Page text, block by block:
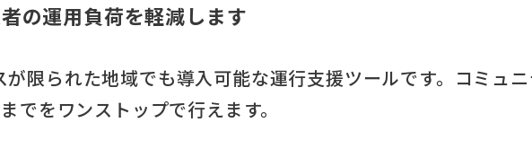
の運用負荷を軽減します
限られた地域でも導入可能な運行支援ツールです。コミュ
でをワンストップで行えます。